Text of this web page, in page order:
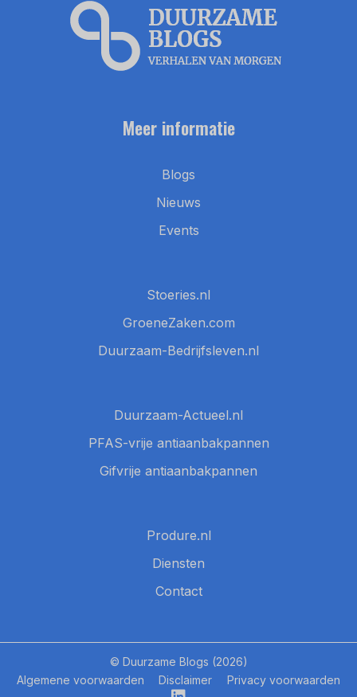
Meer informatie
Blogs
Nieuws
Events
Stoeries.nl
GroeneZaken.com
Duurzaam-Bedrijfsleven.nl
Duurzaam-Actueel.nl
PFAS-vrije antiaanbakpannen
Gifvrije antiaanbakpannen
Produre.nl
Diensten
Contact
© Duurzame Blogs (2026)
Algemene voorwaarden
Disclaimer Privacy voorwaarden